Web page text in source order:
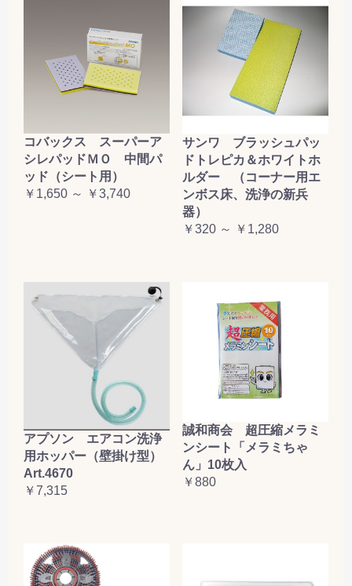
コバックス スーパーア
シレパッドＭＯ 中間パ
ッド（シート用）
￥1,650 ～ ￥3,740
サンワ ブラッシュパッ
ドトレピカ＆ホワイトホ
ルダー （コーナー用エ
ンボス床、洗浄の新兵
器）
￥320 ～ ￥1,280
アプソン エアコン洗浄
用ホッパー（壁掛け型）
Art.4670
￥7,315
誠和商会 超圧縮メラミ
ンシート「メラミちゃ
ん」10枚入
￥880